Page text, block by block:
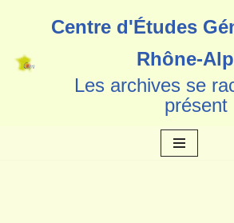
au
Centre d'Études
Rhône-
Les archives se
présent